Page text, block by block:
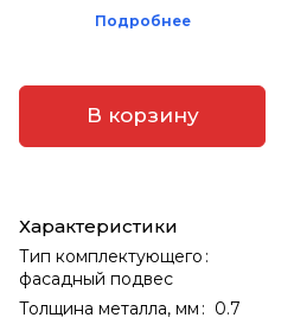
Подробнее
В корзину
Характеристики
Тип комплектующего :
фасадный подвес
Толщина металла, мм : 0.7